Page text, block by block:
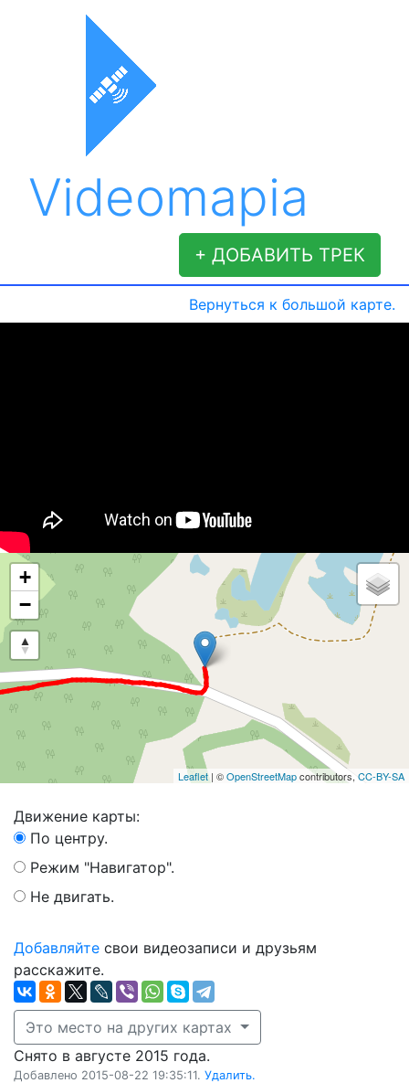
Videomapia
+ ДОБАВИТЬ ТРЕК
Вернуться к большой карте.
+
−
Leaflet | ©OpenStreetMapcontributors, CC-BY-SA
Движение карты:
По центру.
Режим "Навигатор".
Не двигать.
Добавляйте свои видеозаписи и друзьям
расскажите.
Это место на других картах
Снято в августе 2015 года.
Добавлено 2015-08-22 19:35:11. Удалить.